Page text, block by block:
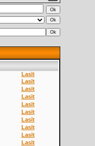
Lasīt
Lasīt
Lasīt
Lasīt
Lasīt
Lasīt
Lasīt
Lasīt
Lasīt
Lasīt